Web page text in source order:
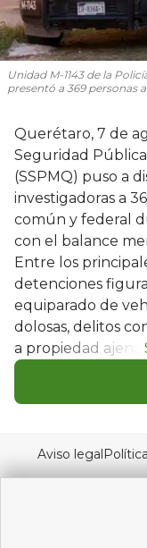
Unidad M-1143 de la
presentó a 369 personas
Querétaro, 7 de
Seguridad
(SSPMQ) puso a
investigadoras a
común y federal
con el balance
Entre los
detenciones
equiparado de
dolosas, delitos
a propiedad ajena.
Aviso legal